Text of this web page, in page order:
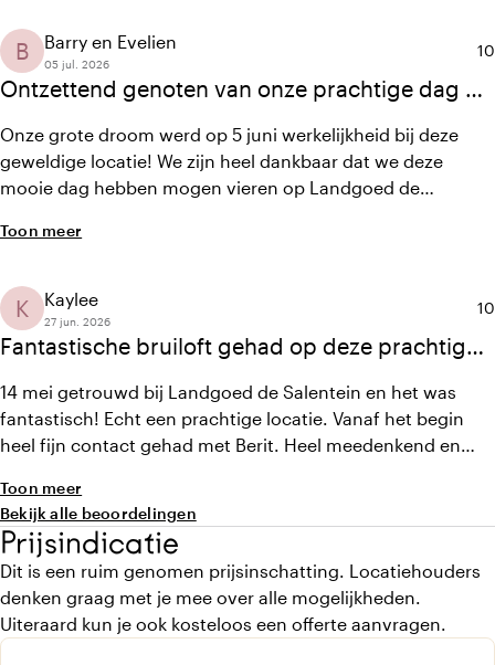
Daardoor konden wij de dag echt loslaten en volop
genieten met onze gasten. Ook de ruim
Ontzettend genoten van onze prachtige dag op
B Barry en Evelien
05 jul. 2026
10
Onze grote droom werd op 5 juni werkelijkheid bij deze
geweldige locatie! We zijn heel dankbaar dat we deze
mooie dag hebben mogen vieren op Landgoed de
locatie maakten het een sprookje. Shane en het team
voorbereidingen. Ze dachten overal met ons mee. Een
absolute aanrader!
Toon meer
Fantastische bruiloft gehad op deze prachtige
K Kaylee
27 jun. 2026
10
14 mei getrouwd bij Landgoed de Salentein en het was
fantastisch! Echt een prachtige locatie. Vanaf het begin
heel fijn contact gehad met Berit. Heel meedenkend en
heerlijk en kan je zelf met de chef samenstellen. Het
kasteel is echt een plaatje, meerdere gasten zeiden hoe
mooi ze de locatie vonden. We hebben echt een prachtige
bruiloft gehad.
Toon meer
Bekijk alle beoordelingen
Prijsindicatie
Dit is een ruim genomen prijsinschatting. Locatiehouders
denken graag met je mee over alle mogelijkheden.
Uiteraard kun je ook kosteloos een offerte aanvragen.